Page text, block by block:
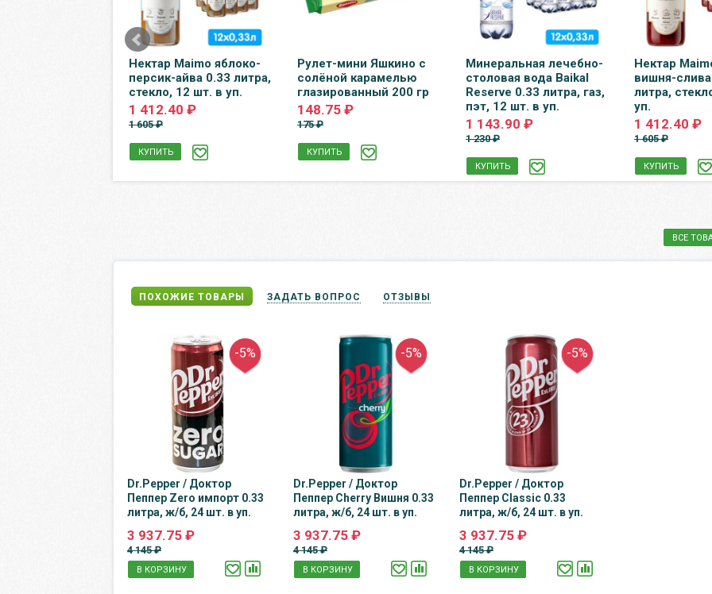
Нектар Maimo яблоко-
персик-айва 0.33 литра,
стекло, 12 шт. в уп.
1 412.40 ₽
1 605 ₽
КУПИТЬ
Рулет-мини Яшкино с
солёной карамелью
глазированный 200 гр
148.75 ₽
175 ₽
КУПИТЬ
Минеральная лечебно-
столовая вода Baikal
Reserve 0.33 литра, газ,
пэт, 12 шт. в уп.
1 143.90 ₽
1 230 ₽
КУПИТЬ
Нектар
вишня-
литра,
уп.
1 412.40 ₽
1 605 ₽
КУПИТЬ
ВСЕ
ПОХОЖИЕ ТОВАРЫ ЗАДАТЬ ВОПРОС ОТЗЫВЫ
-5%
Dr.Pepper / Доктор
Пеппер Zero импорт 0.33
литра, ж/б, 24 шт. в уп.
3 937.75 ₽
4 145 ₽
В КОРЗИНУ
-5%
Dr.Pepper / Доктор
Пеппер Cherry Вишня 0.33
литра, ж/б, 24 шт. в уп.
3 937.75 ₽
4 145 ₽
В КОРЗИНУ
-5%
Dr.Pepper / Доктор
Пеппер Classic 0.33
литра, ж/б, 24 шт. в уп.
3 937.75 ₽
4 145 ₽
В КОРЗИНУ